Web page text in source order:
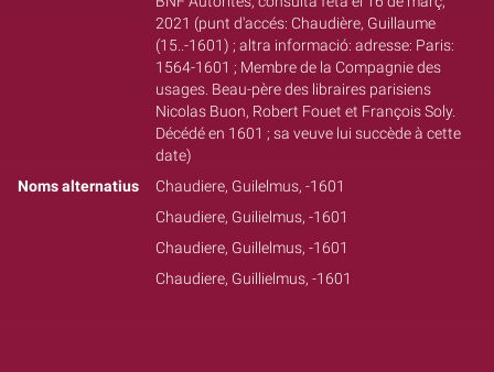
2021 (punt d'accés: Chaudière, Guillaume
(15..-1601) ; altra informació: adresse: Paris:
1564-1601 ; Membre de la Compagnie des
usages. Beau-père des libraires parisiens
Nicolas Buon, Robert Fouet et François Soly.
Décédé en 1601 ; sa veuve lui succède à cette
date)
Noms alternatius
Chaudiere, Guilelmus, -1601
Chaudiere, Guilielmus, -1601
Chaudiere, Guillelmus, -1601
Chaudiere, Guillielmus, -1601